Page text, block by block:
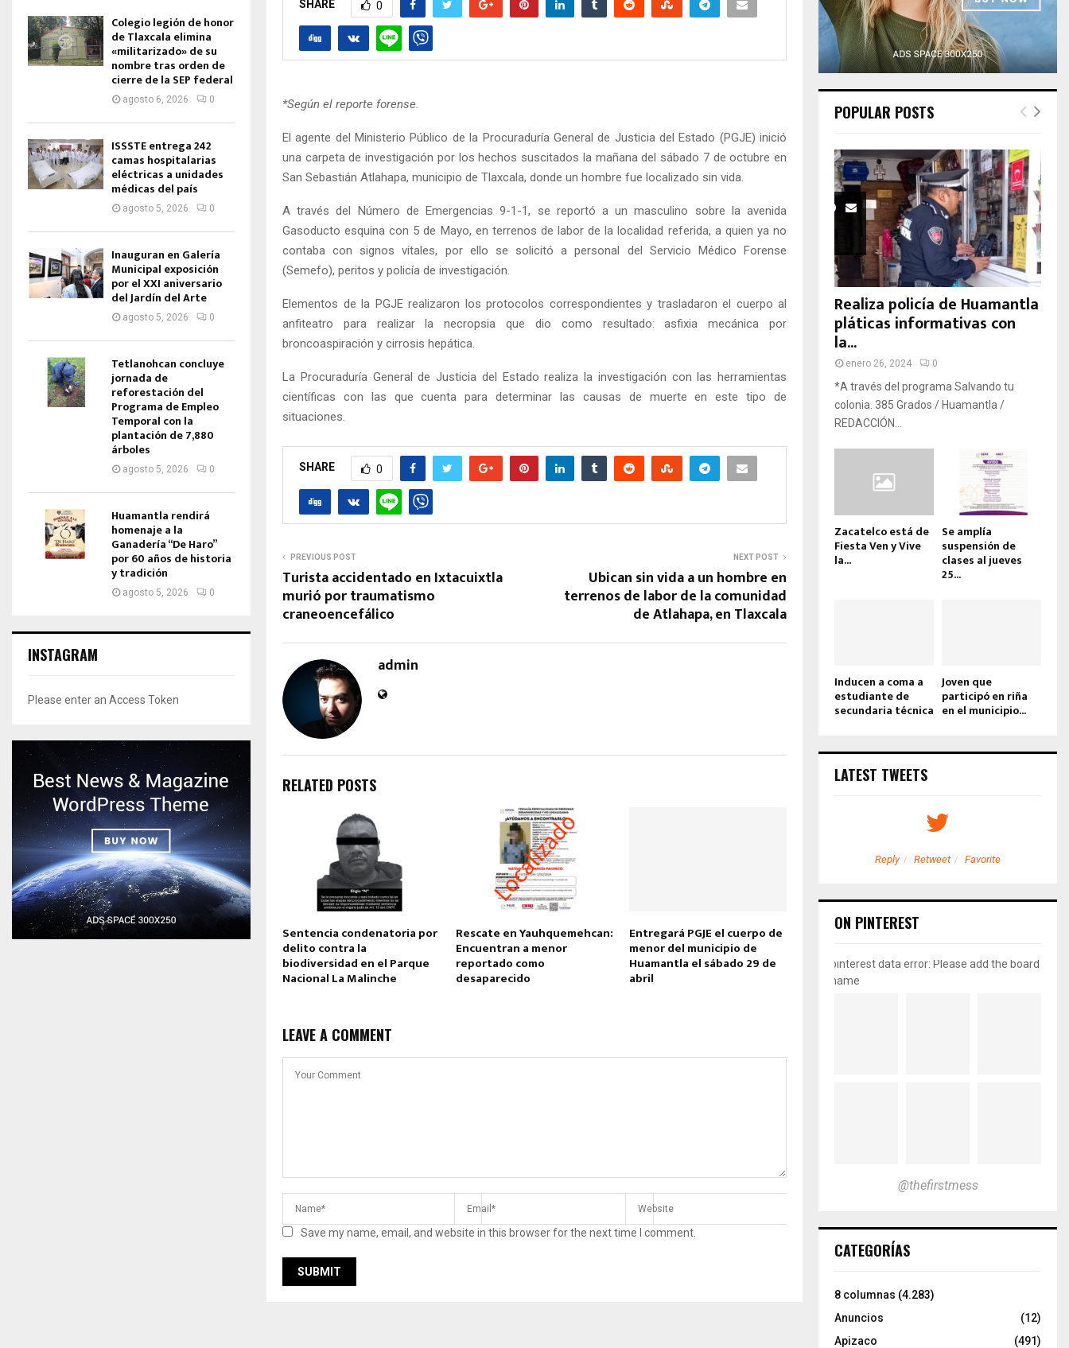
SHARE 0
*Según el reporte forense.
El agente del Ministerio Público de la Procuraduría General de Justicia del Estado (PGJE) inició
una carpeta de investigación por los hechos suscitados la mañana del sábado 7 de octubre en
San Sebastián Atlahapa, municipio de Tlaxcala, donde un hombre fue localizado sin vida.
A través del Número de Emergencias 9-1-1, se reportó a un masculino sobre la avenida
Gasoducto esquina con 5 de Mayo, en terrenos de labor de la localidad referida, a quien ya no
contaba con signos vitales, por ello se solicitó a personal del Servicio Médico Forense
(Semefo), peritos y policía de investigación.
Elementos de la PGJE realizaron los protocolos correspondientes y trasladaron el cuerpo al
anfiteatro para realizar la necropsia que dio como resultado: asfixia mecánica por
broncoaspiración y cirrosis hepática.
La Procuraduría General de Justicia del Estado realiza la investigación con las herramientas
científicas con las que cuenta para determinar las causas de muerte en este tipo de
situaciones.
SHARE 0
PREVIOUS POST
Turista accidentado en Ixtacuixtla
murió por traumatismo
craneoencefálico
NEXT POST
Ubican sin vida a un hombre en
terrenos de labor de la comunidad
de Atlahapa, en Tlaxcala
admin
RELATED POSTS
Sentencia condenatoria por
delito contra la
biodiversidad en el Parque
Nacional La Malinche
Rescate en Yauhquemehcan:
Encuentran a menor
reportado como
desaparecido
Entregará PGJE el cuerpo de
menor del municipio de
Huamantla el sábado 29 de
abril
LEAVE A COMMENT
Save my name, email, and website in this browser for the next time I comment.
Colegio legión de honor
de Tlaxcala elimina
«militarizado» de su
nombre tras orden de
cierre de la SEP federal
agosto 6, 2026 0
ISSSTE entrega 242
camas hospitalarias
eléctricas a unidades
médicas del país
agosto 5, 2026 0
Inauguran en Galería
Municipal exposición
por el XXI aniversario
del Jardín del Arte
agosto 5, 2026 0
Tetlanohcan concluye
jornada de
reforestación del
Programa de Empleo
Temporal con la
plantación de 7,880
árboles
agosto 5, 2026 0
Huamantla rendirá
homenaje a la
Ganadería “De Haro”
por 60 años de historia
y tradición
agosto 5, 2026 0
INSTAGRAM
Please enter an Access Token
POPULAR POSTS
Realiza policía de Huamantla
pláticas informativas con
la...
enero 26, 2024 0
*A través del programa Salvando tu
colonia. 385 Grados / Huamantla /
REDACCIÓN...
Zacatelco está de
Fiesta Ven y Vive
la...
Se amplía
suspensión de
clases al jueves
25...
Inducen a coma a
estudiante de
secundaria técnica
Joven que
participó en riña
en el municipio...
LATEST TWEETS
Retweet Favorite Reply Retweet Favorite
ON PINTEREST
pinterest data error: Please add the board
name
@thefirstmess
CATEGORÍAS
8 columnas (4.283)
Anuncios
(12)
Apizaco
(491)